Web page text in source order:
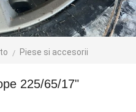
Piese si accesorii
225/65/17"